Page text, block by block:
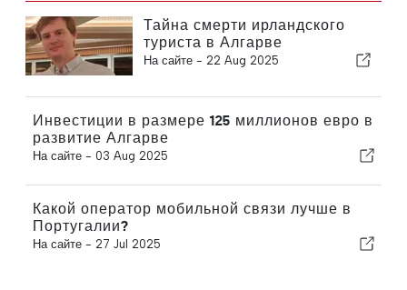
Тайна смерти ирландского
туриста в Алгарве
На сайте - 22 Aug 2025
Инвестиции в размере 125 миллионов евро в
развитие Алгарве
На сайте - 03 Aug 2025
Какой оператор мобильной связи лучше в
Португалии?
На сайте - 27 Jul 2025